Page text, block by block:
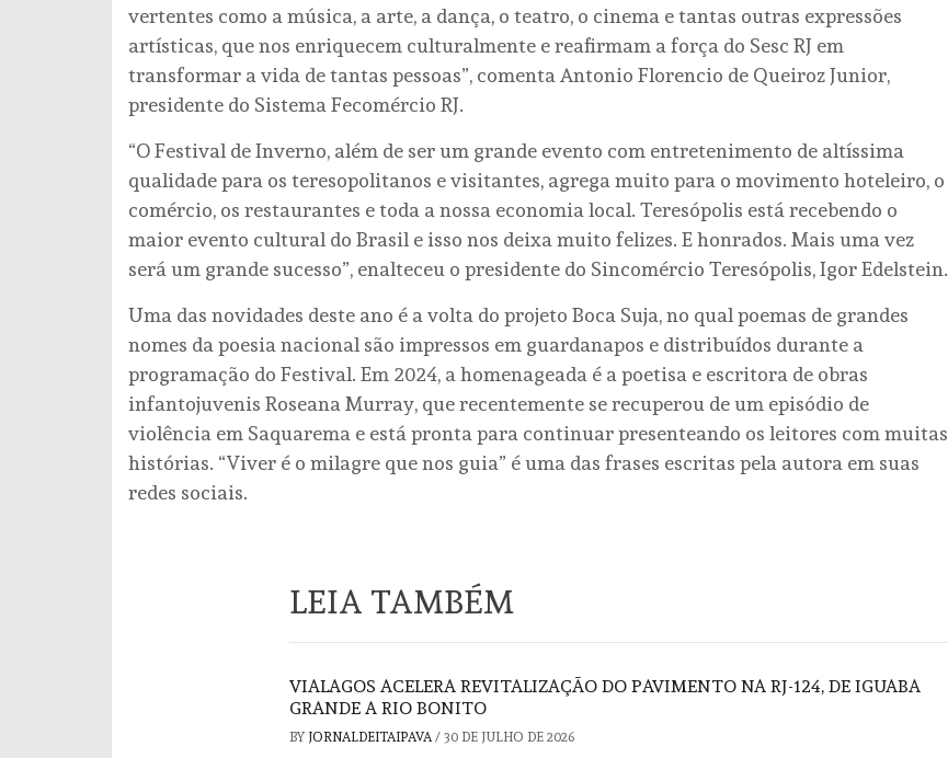
vertentes como a música, a arte, a dança, o teatro, o cinema e tantas outras expressões
artísticas, que nos enriquecem culturalmente e reafirmam a força do Sesc RJ em
transformar a vida de tantas pessoas”, comenta Antonio Florencio de Queiroz Junior,
presidente do Sistema Fecomércio RJ.
“O Festival de Inverno, além de ser um grande evento com entretenimento de altíssima
qualidade para os teresopolitanos e visitantes, agrega muito para o movimento hoteleiro, o
comércio, os restaurantes e toda a nossa economia local. Teresópolis está recebendo o
maior evento cultural do Brasil e isso nos deixa muito felizes. E honrados. Mais uma vez
será um grande sucesso”, enalteceu o presidente do Sincomércio Teresópolis, Igor Edelstein.
Uma das novidades deste ano é a volta do projeto Boca Suja, no qual poemas de grandes
nomes da poesia nacional são impressos em guardanapos e distribuídos durante a
programação do Festival. Em 2024, a homenageada é a poetisa e escritora de obras
infantojuvenis Roseana Murray, que recentemente se recuperou de um episódio de
violência em Saquarema e está pronta para continuar presenteando os leitores com muitas
histórias. “Viver é o milagre que nos guia” é uma das frases escritas pela autora em suas
redes sociais.
LEIA TAMBÉM
VIALAGOS ACELERA REVITALIZAÇÃO DO PAVIMENTO NA RJ-124, DE IGUABA
GRANDE A RIO BONITO
BY JORNALDEITAIPAVA/ 30 DE JULHO DE 2026